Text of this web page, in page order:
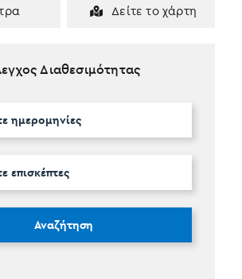
Δείτε το χάρτη
Διαθεσιμότητας
Αναζήτηση